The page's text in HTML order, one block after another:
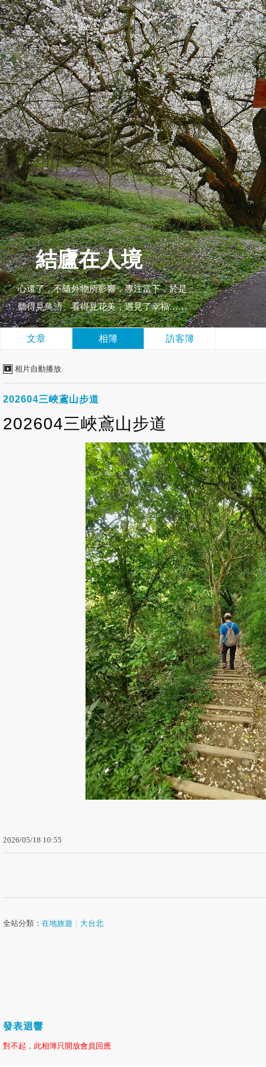
結廬在人境
心遠了，不隨外物所影響，專注當下，於是
聽得見鳥語、看得見花美，遇見了幸福……
文章 相簿 訪客簿
相片自動播放
202604三峽鳶山步道
202604三峽鳶山步道
2026/05/18 10:55
全站分類： 在地旅遊 大台北
發表迴響
對不起，此相簿只開放會員回應